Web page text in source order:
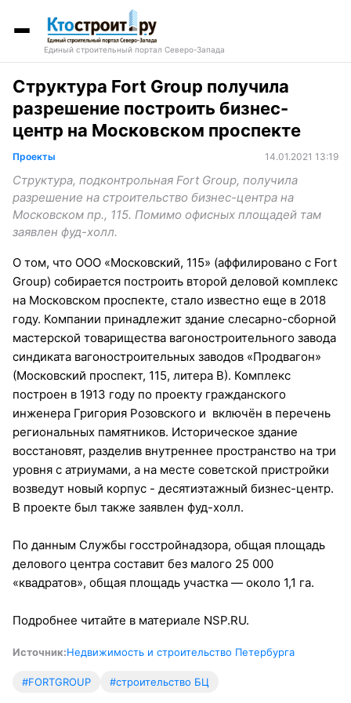
Единый строительный портал Северо-Запада
Структура Fort Group получила
разрешение построить бизнес-
центр на Московском проспекте
Проекты 14.01.2021 13:19
Структура, подконтрольная Fort Group, получила
разрешение на строительство бизнес-центра на
Московском пр., 115. Помимо офисных площадей там
заявлен фуд-холл.
О том, что ООО «Московский, 115» (аффилировано с Fort
Group) собирается построить второй деловой комплекс
на Московском проспекте, стало известно еще в 2018
году. Компании принадлежит здание слесарно-сборной
мастерской товарищества вагоностроительного завода
синдиката вагоностроительных заводов «Продвагон»
(Московский проспект, 115, литера В). Комплекс
построен в 1913 году по проекту гражданского
инженера Григория Розовского и включён в перечень
региональных памятников. Историческое здание
восстановят, разделив внутреннее пространство на три
уровня с атриумами, а на месте советской пристройки
возведут новый корпус - десятиэтажный бизнес-центр.
В проекте был также заявлен фуд-холл.
По данным Службы госстройнадзора, общая площадь
делового центра составит без малого 25 000
«квадратов», общая площадь участка — около 1,1 га.
Подробнее читайте в материале NSP.RU.
Источник:Недвижимость и строительство Петербурга
#FORTGROUP #строительство БЦ